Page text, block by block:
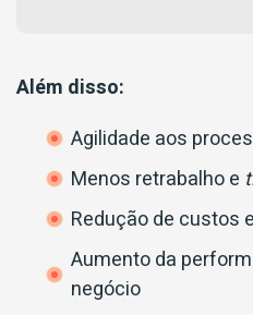
Além disso:
Agilidade aos
Menos retrabalho e
Redução de custos
Aumento da
negócio